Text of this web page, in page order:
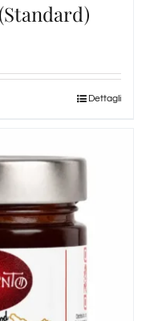
Dettagli